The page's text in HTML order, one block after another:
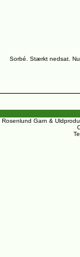
Sorbé. Stærkt nedsat.
Rosenlund Garn &